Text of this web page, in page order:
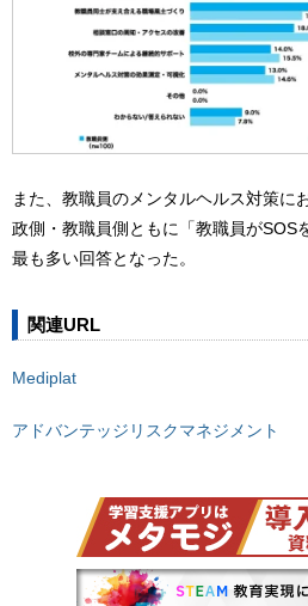
また、教職員のメンタルヘルス対策に
政側・教職員側ともに「教職員がSOS
最も多い回答となった。
関連URL
Mediplat
アドバンテッジリスクマネジメント